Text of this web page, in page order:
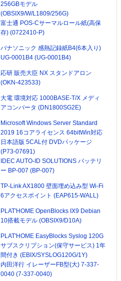
256GBモデル
(OBSIX9/W/L1809/256G)
富士通 POS-Cサーマルロール紙(高保
存) (0722410-P)
パナソニック 感熱記録紙B4(6本入り)
UG-0001B4 (UG-0001B4)
応研 販売大臣 NX スタンドアロン
(OKN-423533)
大電 環境対応 1000BASE-T/X メディ
アコンバータ (DN1800SG2E)
Microsoft Windows Server Standard
2019 16コアライセンス 64bitWin対応
日本語版 5CAL付 DVDパッケージ
(P73-07691)
IDEC AUTO-ID SOLUTIONS バッテリ
ー BP-007 (BP-007)
TP-Link AX1800 壁面埋め込み型 Wi-Fi
6アクセスポイント (EAP615-WALL)
PLAT'HOME OpenBlocks IX9 Debian
10搭載モデル (OBSIX9/D10A)
PLAT'HOME EasyBlocks Syslog 120G
サブスクリプション(保守サービス) 1年
間付き (EBIX/SYSLOG120G/1Y)
内田洋行 イレーザーFB型(大) 7-337-
0040 (7-337-0040)